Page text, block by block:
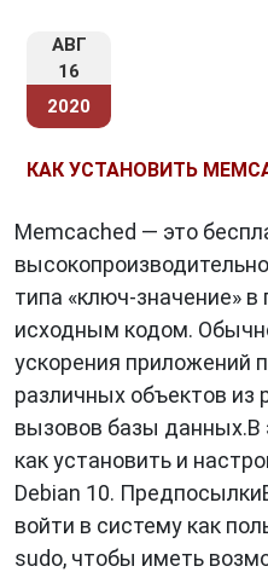
памяти серверов и
запросе.
Как работает
Memcachedработает
приложение, которое
оперативной памяти.
использоваться для
типов данных, таких
изображения,
объекты. Работа
простом принципе
каждого кэшированного
уникальный ключ, по
получить доступ к
АВГ
16
2020
КАК УСТАНОВИТЬ
Memcached — это
типа «ключ-значение»
исходным кодом.
ускорения приложений
различных объектов из
вызовов базы данных.В
как установить и
Debian 10.
войти в систему как
sudo, чтобы иметь